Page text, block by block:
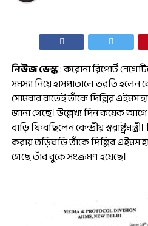
নিউজ ডেস্ক: করোনা রিপোর্ট
সমস্যা নিয়ে হাসপাতালে ভরতি হলেন
সোমবার রাতেই তাঁকে দিল্লির এইমস
জানা গেছে। উল্লেখ্য দিন কয়েক
বাড়ি ফিরছিলেন কেন্দ্রীয়
করায় তড়িঘড়ি তাঁকে দিল্লির এইমস
গেছে তাঁর বুকে সংক্রমণ হয়েছে।